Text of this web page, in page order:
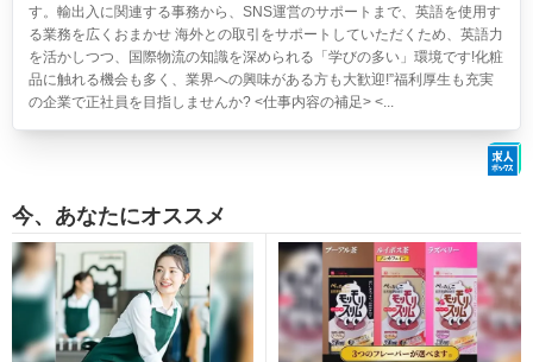
す。輸出入に関連する事務から、SNS運営のサポートまで、英語を使用す
る業務を広くおまかせ 海外との取引をサポートしていただくため、英語力
を活かしつつ、国際物流の知識を深められる「学びの多い」環境です!化粧
品に触れる機会も多く、業界への興味がある方も大歓迎!”福利厚生も充実
の企業で正社員を目指しませんか? <仕事内容の補足> <...
今、あなたにオススメ